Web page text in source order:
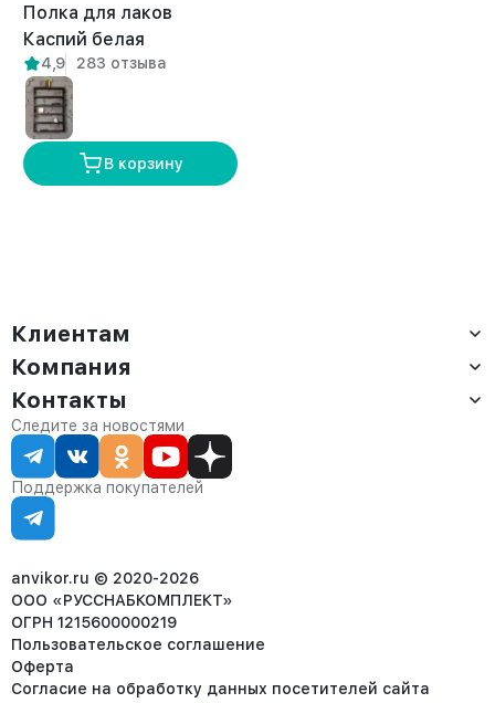
Полка для лаков
Каспий белая
4,9 283 отзыва
В корзину
Клиентам
Доставка
Оплата
Сервис
Статус заказа
Статьи
Компания
О компании
Контакты
Партнёрам
Контакты
Отдел продаж:
8 (800) 234-22-62
corp@anvikor.ru
Ежедневно, с 7:00-19:00 (МСК)
Отдел рекламации:
8 (953) 455-25-61
Следите за новостями
Поддержка покупателей
anvikor.ru © 2020-2026
ООО «РУССНАБКОМПЛЕКТ»
ОГРН 1215600000219
Пользовательское соглашение
Оферта
Согласие на обработку данных посетителей сайта